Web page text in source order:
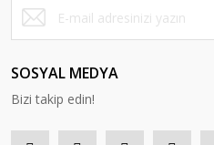
SOSYAL MEDYA
Bizi takip edin!